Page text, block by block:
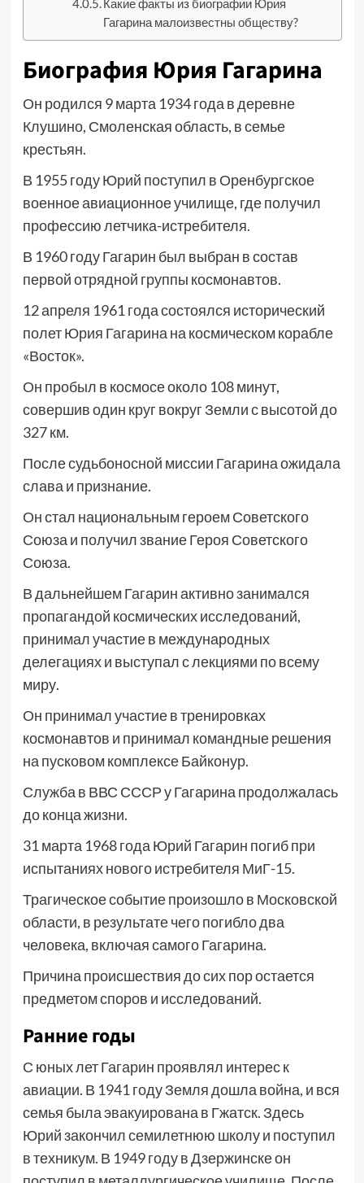
Какие факты из биографии Юрия
Гагарина малоизвестны обществу?
Биография Юрия Гагарина
Он родился 9 марта 1934 года в деревне
Клушино, Смоленская область, в семье
крестьян.
В 1955 году Юрий поступил в Оренбургское
военное авиационное училище, где получил
профессию летчика-истребителя.
В 1960 году Гагарин был выбран в состав
первой отрядной группы космонавтов.
12 апреля 1961 года состоялся исторический
полет Юрия Гагарина на космическом корабле
«Восток».
Он пробыл в космосе около 108 минут,
совершив один круг вокруг Земли с высотой до
327 км.
После судьбоносной миссии Гагарина ожидала
слава и признание.
Он стал национальным героем Советского
Союза и получил звание Героя Советского
Союза.
В дальнейшем Гагарин активно занимался
пропагандой космических исследований,
принимал участие в международных
делегациях и выступал с лекциями по всему
миру.
Он принимал участие в тренировках
космонавтов и принимал командные решения
на пусковом комплексе Байконур.
Служба в ВВС СССР у Гагарина продолжалась
до конца жизни.
31 марта 1968 года Юрий Гагарин погиб при
испытаниях нового истребителя МиГ-15.
Трагическое событие произошло в Московской
области, в результате чего погибло два
человека, включая самого Гагарина.
Причина происшествия до сих пор остается
предметом споров и исследований.
Ранние годы
С юных лет Гагарин проявлял интерес к
авиации. В 1941 году Земля дошла война, и вся
семья была эвакуирована в Гжатск. Здесь
Юрий закончил семилетнюю школу и поступил
в техникум. В 1949 году в Дзержинске он